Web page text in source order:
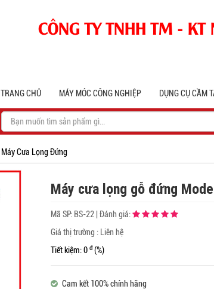
CÔNG TY TNHH TM - KT
TRANG CHỦ MÁY MÓC CÔNG NGHIỆP DỤNG CỤ CẦM
Máy Cưa Lọng Đứng
Máy cưa lọng gỗ đứng
Mã SP: BS-22 Đánh giá:
Giá thị trường : Liên hệ
Tiết kiệm: 0 đ(%)
Cam kết 100% chính hãng